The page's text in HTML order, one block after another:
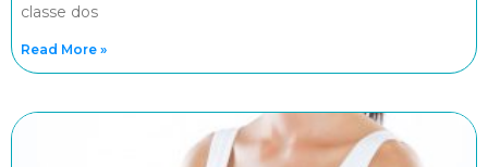
classe dos
Read More »